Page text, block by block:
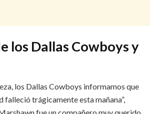
los Dallas Cowboys y
los Dallas Cowboys informamos que
falleció trágicamente esta mañana”,